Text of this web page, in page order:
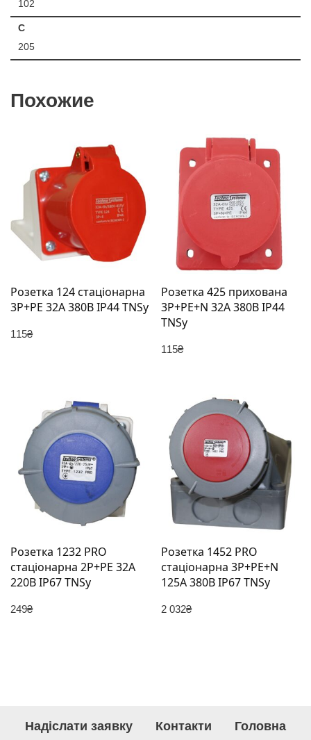
102
C
205
Похожие
Розетка 124 стаціонарна
3Р+PЕ 32А 380В IP44 TNSy
115₴
Розетка 425 прихована
3Р+PЕ+N 32А 380В IP44
TNSy
115₴
Розетка 1232 PRO
стаціонарна 2Р+PЕ 32А
220В IP67 TNSy
249₴
Розетка 1452 PRO
стаціонарна 3Р+PЕ+N
125А 380В IP67 TNSy
2 032₴
Надіслати заявку Контакти Головна